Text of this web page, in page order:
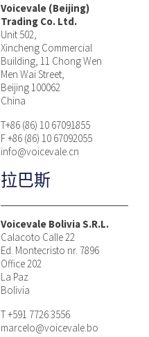
Voicevale (Beijing)
Trading Co. Ltd.
Unit 502,
Xincheng Commercial
Building, 11 Chong Wen
Men Wai Street,
Beijing 100062
China
T+86 (86) 10 67091855
F +86 (86) 10 67092055
info@voicevale.cn
拉巴斯
Voicevale Bolivia S.R.L.
Calacoto Calle 22
Ed. Montecristo nr. 7896
Office 202
La Paz
Bolivia
T +591 7726 3556
marcelo@voicevale.bo